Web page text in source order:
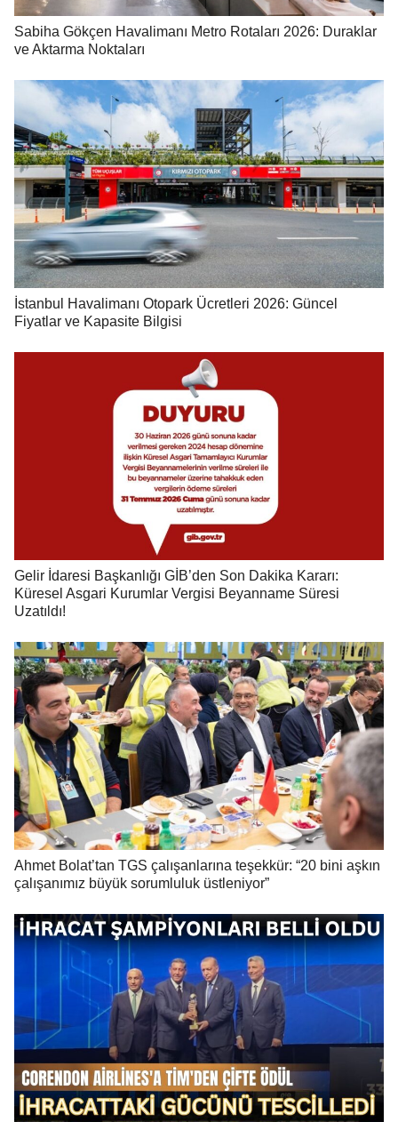
Sabiha Gökçen Havalimanı Metro Rotaları 2026: Duraklar
ve Aktarma Noktaları
İstanbul Havalimanı Otopark Ücretleri 2026: Güncel
Fiyatlar ve Kapasite Bilgisi
Gelir İdaresi Başkanlığı GİB’den Son Dakika Kararı:
Küresel Asgari Kurumlar Vergisi Beyanname Süresi
Uzatıldı!
Ahmet Bolat’tan TGS çalışanlarına teşekkür: “20 bini aşkın
çalışanımız büyük sorumluluk üstleniyor”